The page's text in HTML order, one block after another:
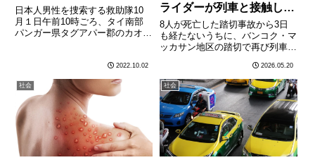
日本人男性を捜索する救助隊10
月１日午前10時ごろ、タイ南部
パンガー県タグアパー郡のカオラ
が高波に飲まれ、妻（44）は現
場付近に居合わせたホテルスタッ
フに救助されたが、夫（46）
は………
2022.10.02
ライダーが列車と接触し重
傷 大事故から3日
8人が死亡した踏切事故から3日
も経たないうちに、バンコク・マ
ッカサン地区の踏切で再び列車が
月19日午前、同区内の線路付近
で配達業務に従事する男性ライダ
ーが走行中の列車と接触し、重傷
を負って病院に搬送された。現
地………
2026.05.20
社会 社会